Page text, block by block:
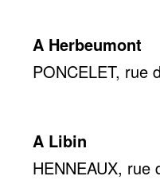
A Herbeumont
PONCELET, rue
A Libin
HENNEAUX,